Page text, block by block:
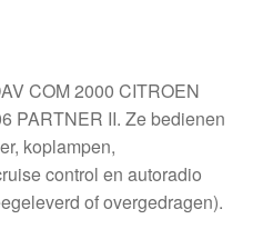
COM 2000 CITROEN
PARTNER II. Ze bedienen
koplampen,
control en autoradio
of overgedragen).